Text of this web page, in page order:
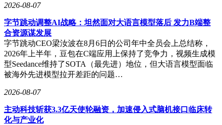
按CRM跟进状态检索，使销售团队线索处理效率提升40%。
这些升级共同构建起更高效的获客体系：小红书账号体系重构
保障运营稳定性，线索去重机制提升资产质量，外呼复盘能力
促进经验沉淀，任务逻辑优化实现精准投放。系统通过消除每
个环节的效率损耗，帮助企业在合规框架内实现可持续增长。
某零售企业应用新版本后，获客成本降低31%，单月有效线索
量突破1.2万条，验证了技术升级对业务增长的实际价值。
2026-08-07
字节跳动调整AI战略：坦然面对大语言模型落后 发力B端整
合资源谋发展
字节跳动CEO梁汝波在8月6日的公司年中全员会上总结称，
2026年上半年，豆包在C端应用上保持了竞争力，视频生成模
型Seedance维持了SOTA（最先进）地位，但大语言模型面临
被海外先进模型拉开差距的问题…
2026-08-07
主动科技斩获3.3亿天使轮融资，加速侵入式脑机接口临床转
化与产业化